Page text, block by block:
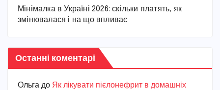
Мінімалка в Україні 2026: скільки платять, як
змінювалася і на що впливає
Останні коментарі
Ольга до Як лікувати пієлонефрит в домашніх